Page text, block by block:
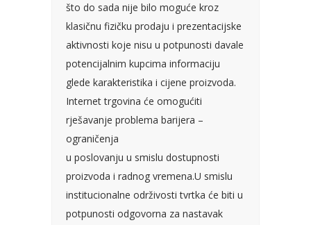
što do sada nije bilo moguće kroz
klasičnu fizičku prodaju i prezentacijske
aktivnosti koje nisu u potpunosti davale
potencijalnim kupcima informaciju
glede karakteristika i cijene proizvoda.
Internet trgovina će omogućiti
rješavanje problema barijera –
ograničenja
u poslovanju u smislu dostupnosti
proizvoda i radnog vremena.U smislu
institucionalne održivosti tvrtka će biti u
potpunosti odgovorna za nastavak